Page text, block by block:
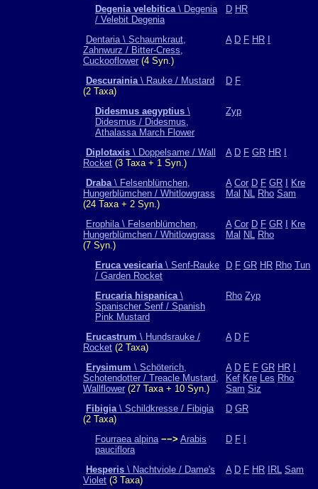
Degenia velebitica\ Degenia
/ Velebit Degenia
D HR
Dentaria \ Schaumkraut,
Zahnwurz / Bitter-Cress,
Cuckooflower (4 Syn.)
A D F HR
Descurainia\ Rauke / Mustard
(2 Taxa)
D F
Didesmus aegyptius \
Didesmus / Didesmus,
Athalassa March Flower
Zyp
Diplotaxis \ Doppelsame / Wall
Rocket (3 Taxa + 1 Syn.)
A D F GR HR
Draba\ Felsenblümchen,
Hungerblümchen / Whitlowgrass
(24 Taxa + 2 Syn.)
A Cor D F GR
Kre
Mal NL Rho Sam
Erophila \ Felsenblümchen,
Hungerblümchen / Whitlowgrass
(7 Syn.)
A Cor D F GR
Kre
Mal NL Rho
Eruca vesicaria\ Senf-Rauke
/ Garden Rocket
D F GR HR Rho Tun
Erucaria hispanica\
Spanischer Senf / Spanish
Pink Mustard
Rho Zyp
Erucastrum \ Hundsrauke /
Rocket (2 Taxa)
A D F
Erysimum \ Schöterich,
Schotendotter / Treacle Mustard,
Wallflower (27 Taxa + 10 Syn.)
A D E F GR HR
Kef Kre Les Rho
Sam Siz
Fibigia\ Schildkresse / Fibigia
(2 Taxa)
D GR
Fourraea alpina −−> Arabis
pauciflora
D F
Hesperis \ Nachtviole / Dame's
Violet (3 Taxa)
A D F HR IRL Sam